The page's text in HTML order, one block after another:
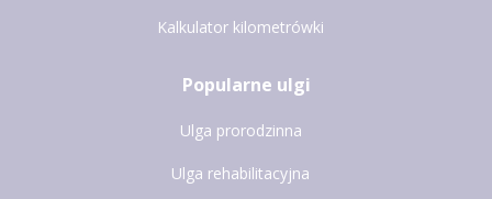
Kalkulator kilometrówki
Popularne ulgi
Ulga prorodzinna
Ulga rehabilitacyjna